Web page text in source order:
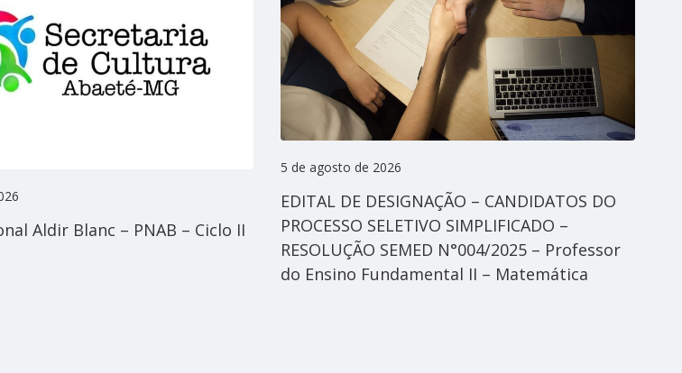
Aldir Blanc – PNAB – Ciclo II
EDITAL DE DESIGNAÇÃO – CANDIDATOS DO
PROCESSO SELETIVO SIMPLIFICADO –
RESOLUÇÃO SEMED N°004/2025 – Professor
do Ensino Fundamental II – Matemática
5 de agosto de 2026